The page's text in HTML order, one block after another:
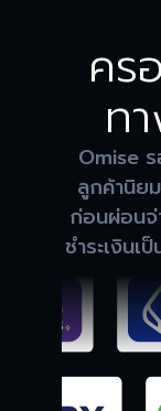
คร
ท
Omise
ลูกค้านิย
ก่อนผ่อนจ่
ชำระเงินเ